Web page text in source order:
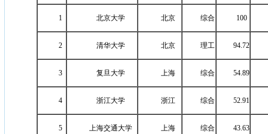
1 北京大学 北京 综合 100
2 清华大学 北京 理工 94.72
3 复旦大学 上海 综合 54.89
4 浙江大学 浙江 综合 52.91
5 上海交通大学 上海 综合 43.63